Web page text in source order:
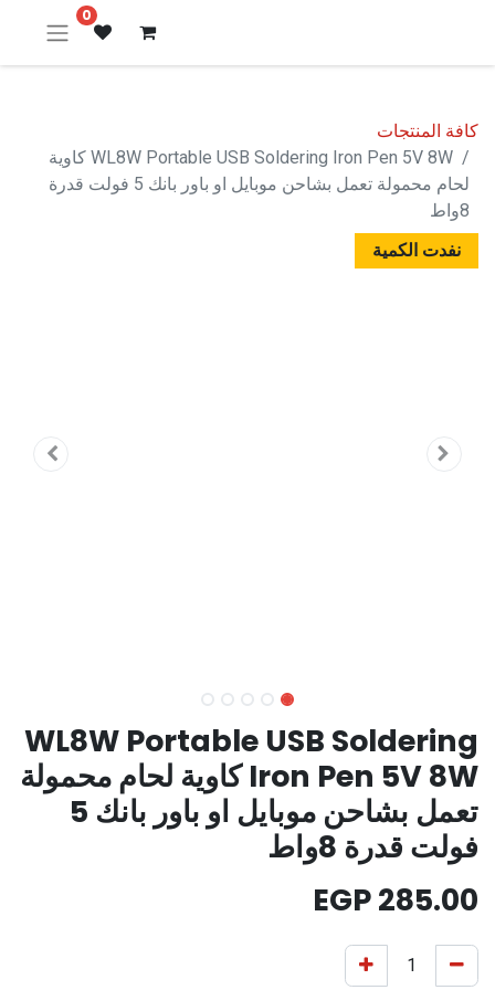
0
كافة المنتجات
WL8W Portable USB Soldering Iron Pen 5V 8W كاوية
لحام محمولة تعمل بشاحن موبايل او باور بانك 5 فولت قدرة
8واط
نفدت الكمية
WL8W Portable USB Soldering
Iron Pen 5V 8W كاوية لحام محمولة
تعمل بشاحن موبايل او باور بانك 5
فولت قدرة 8واط
285.00